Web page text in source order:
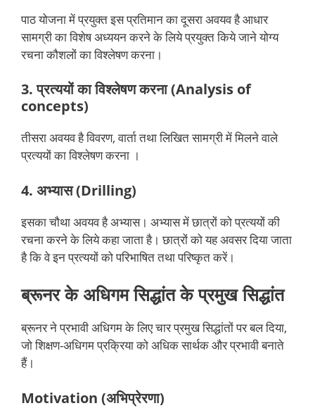
पाठ योजना में प्रयुक्त इस प्रतिमान का दूसरा अवयव है आधार
सामग्री का विशेष अध्ययन करने के लिये प्रयुक्त किये जाने योग्य
रचना कौशलों का विश्लेषण करना।
3. प्रत्ययों का विश्लेषण करना (Analysis of
concepts)
तीसरा अवयव है विवरण, वार्ता तथा लिखित सामग्री में मिलने वाले
प्रत्ययों का विश्लेषण करना ।
4. अभ्यास (Drilling)
इसका चौथा अवयव है अभ्यास। अभ्यास में छात्रों को प्रत्ययों की
रचना करने के लिये कहा जाता है। छात्रों को यह अवसर दिया जाता
है कि वे इन प्रत्ययों को परिभाषित तथा परिष्कृत करें।
ब्रूनर के अधिगम सिद्धांत के प्रमुख सिद्धांत
ब्रूनर ने प्रभावी अधिगम के लिए चार प्रमुख सिद्धांतों पर बल दिया,
जो शिक्षण-अधिगम प्रक्रिया को अधिक सार्थक और प्रभावी बनाते
हैं।
Motivation (अभिप्रेरणा)